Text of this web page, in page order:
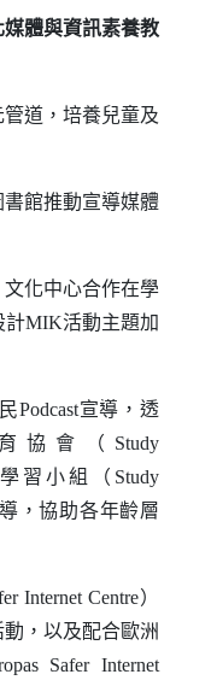
媒體與資訊素養教
道，培養兒童及
館推動宣導媒體
化中心合作在學
計MIK活動主題加
Podcast宣導，透
協會（ Study
習小組（ Study
，協助各年齡層
Internet Centre）
，以及配合歐洲
Safer Internet